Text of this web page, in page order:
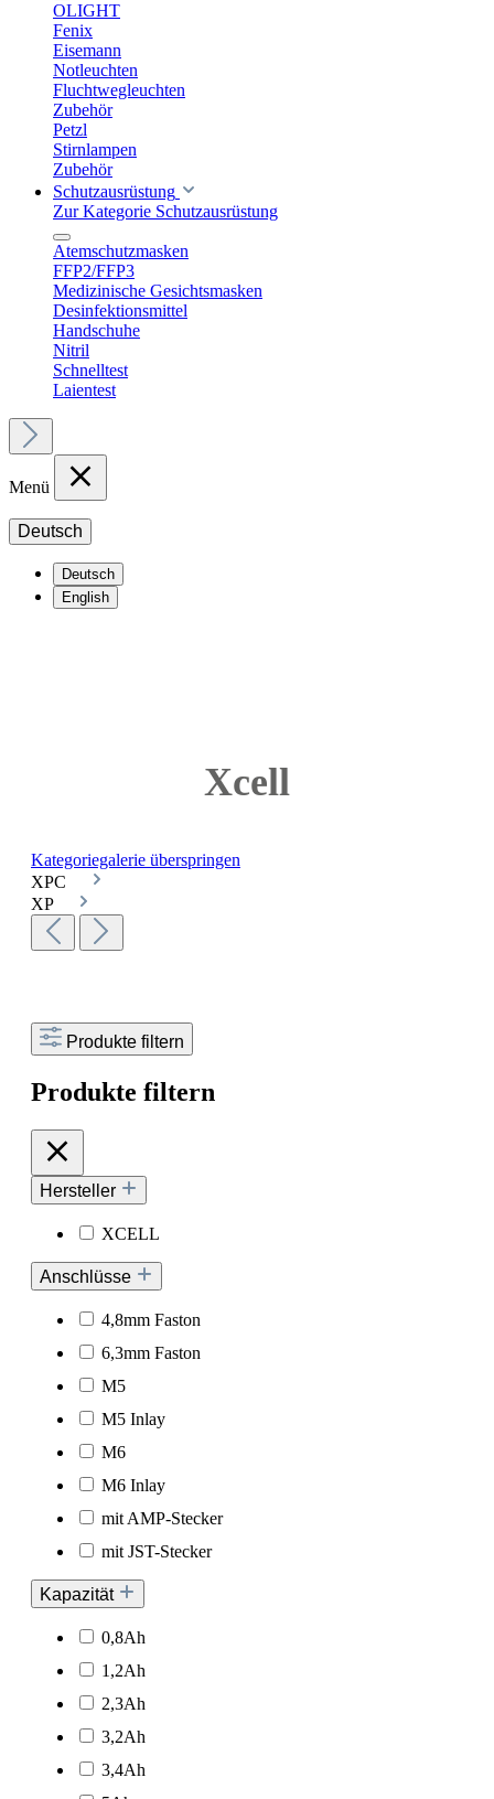
OLIGHT
Fenix
Eisemann
Notleuchten
Fluchtwegleuchten
Zubehör
Petzl
Stirnlampen
Zubehör
Schutzausrüstung
Zur Kategorie Schutzausrüstung
Atemschutzmasken
FFP2/FFP3
Medizinische Gesichtsmasken
Desinfektionsmittel
Handschuhe
Nitril
Schnelltest
Laientest
Menü
Deutsch
Deutsch
English
Xcell
Kategoriegalerie überspringen
XPC
XP
Produkte filtern
Produkte filtern
Hersteller
XCELL
Anschlüsse
4,8mm Faston
6,3mm Faston
M5
M5 Inlay
M6
M6 Inlay
mit AMP-Stecker
mit JST-Stecker
Kapazität
0,8Ah
1,2Ah
2,3Ah
3,2Ah
3,4Ah